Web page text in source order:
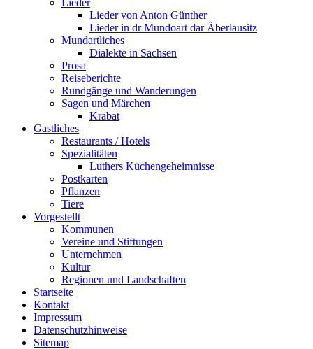
Lieder von Anton Günther
Lieder in dr Mundoart dar Äberlausitz
Mundartliches
Dialekte in Sachsen
Prosa
Reiseberichte
Rundgänge und Wanderungen
Sagen und Märchen
Krabat
Gastliches
Restaurants / Hotels
Spezialitäten
Luthers Küchengeheimnisse
Postkarten
Pflanzen
Tiere
Vorgestellt
Kommunen
Vereine und Stiftungen
Unternehmen
Kultur
Regionen und Landschaften
Startseite
Kontakt
Impressum
Datenschutzhinweise
Sitemap